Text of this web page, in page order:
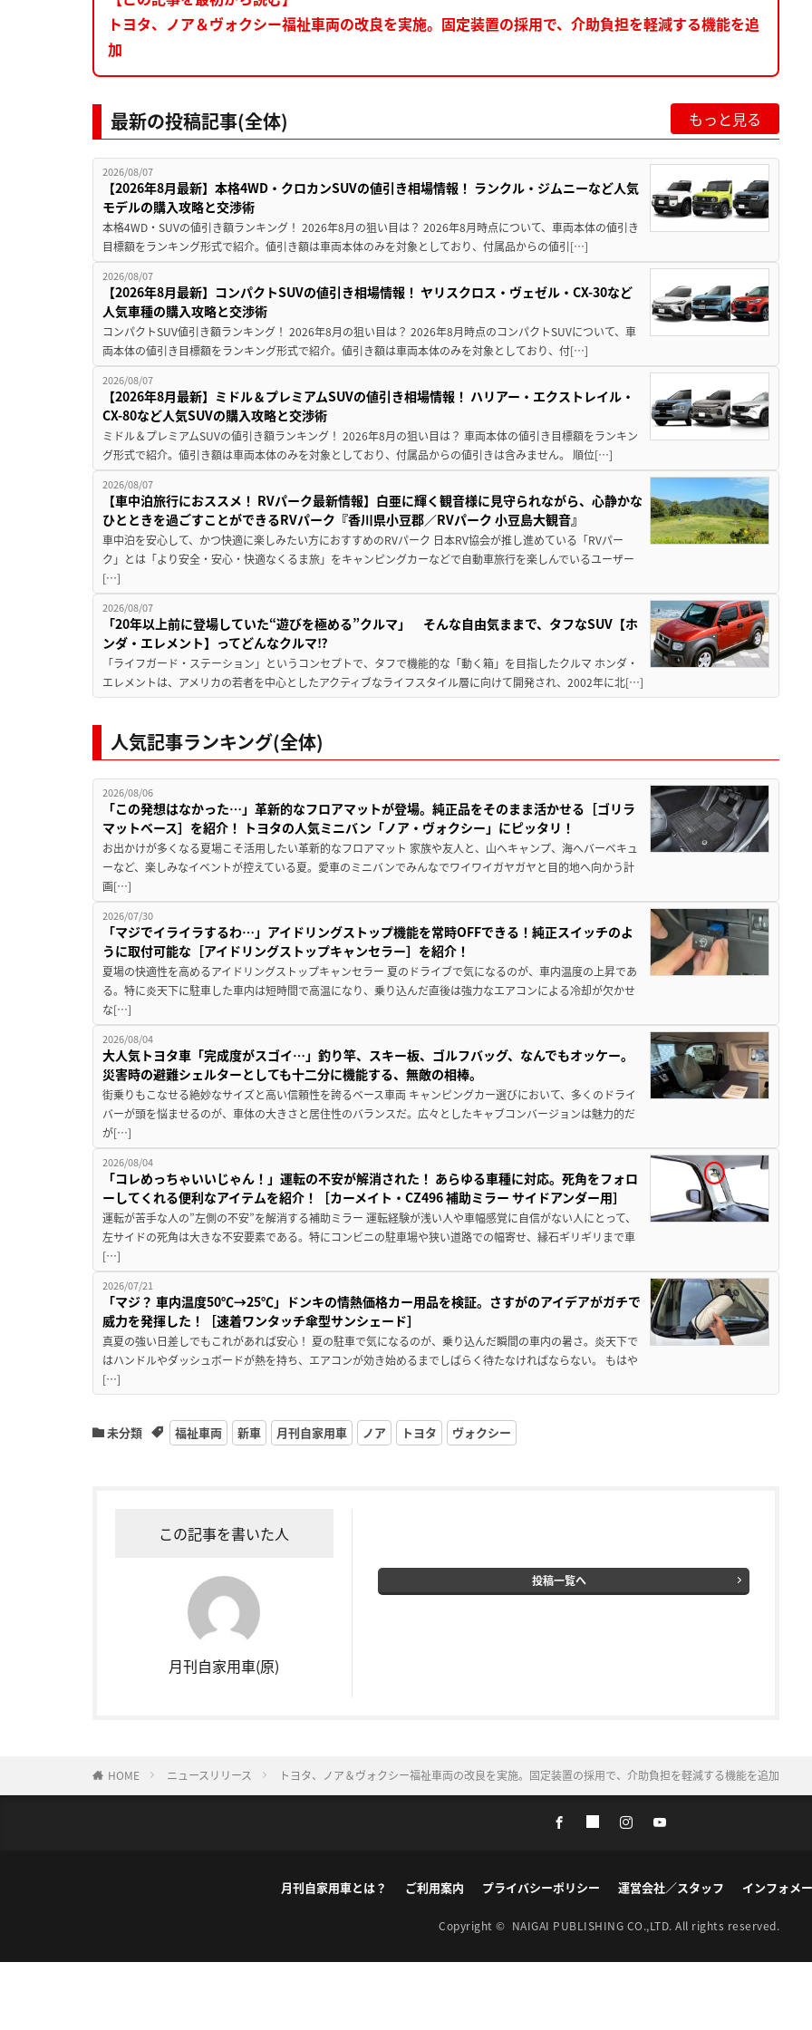
トヨタ、ノア＆ヴォクシー福祉車両の改良を実施。固定装置の採用で、介助負担を軽減する機能を追
加
最新の投稿記事(全体) もっと見る
2026/08/07
【2026年8月最新】本格4WD・クロカンSUVの値引き相場情報！ ランクル・ジムニーなど人気
モデルの購入攻略と交渉術
本格4WD・SUVの値引き額ランキング！ 2026年8月の狙い目は？ 2026年8月時点について、車両本体の値引き
目標額をランキング形式で紹介。値引き額は車両本体のみを対象としており、付属品からの値引[…]
2026/08/07
【2026年8月最新】コンパクトSUVの値引き相場情報！ ヤリスクロス・ヴェゼル・CX-30など
人気車種の購入攻略と交渉術
コンパクトSUV値引き額ランキング！ 2026年8月の狙い目は？ 2026年8月時点のコンパクトSUVについて、車
両本体の値引き目標額をランキング形式で紹介。値引き額は車両本体のみを対象としており、付[…]
2026/08/07
【2026年8月最新】ミドル＆プレミアムSUVの値引き相場情報！ ハリアー・エクストレイル・
CX-80など人気SUVの購入攻略と交渉術
ミドル＆プレミアムSUVの値引き額ランキング！ 2026年8月の狙い目は？ 車両本体の値引き目標額をランキン
グ形式で紹介。値引き額は車両本体のみを対象としており、付属品からの値引きは含みません。 順位[…]
2026/08/07
【車中泊旅行におススメ！ RVパーク最新情報】白亜に輝く観音様に見守られながら、心静かな
ひとときを過ごすことができるRVパーク『香川県小豆郡／RVパーク 小豆島大観音』
車中泊を安心して、かつ快適に楽しみたい方におすすめのRVパーク 日本RV協会が推し進めている「RVパー
ク」とは「より安全・安心・快適なくるま旅」をキャンピングカーなどで自動車旅行を楽しんでいるユーザー
[…]
2026/08/07
「20年以上前に登場していた“遊びを極める”クルマ」 そんな自由気ままで、タフなSUV【ホ
ンダ・エレメント】ってどんなクルマ⁉︎
「ライフガード・ステーション」というコンセプトで、タフで機能的な「動く箱」を目指したクルマ ホンダ・
エレメントは、アメリカの若者を中心としたアクティブなライフスタイル層に向けて開発され、2002年に北[…]
人気記事ランキング(全体)
2026/08/06
「この発想はなかった…」革新的なフロアマットが登場。純正品をそのまま活かせる［ゴリラ
マットベース］を紹介！ トヨタの人気ミニバン「ノア・ヴォクシー」にピッタリ！
お出かけが多くなる夏場こそ活用したい革新的なフロアマット 家族や友人と、山へキャンプ、海へバーベキュ
ーなど、楽しみなイベントが控えている夏。愛車のミニバンでみんなでワイワイガヤガヤと目的地へ向かう計
画[…]
2026/07/30
「マジでイライラするわ…」アイドリングストップ機能を常時OFFできる！純正スイッチのよ
うに取付可能な［アイドリングストップキャンセラー］を紹介！
夏場の快適性を高めるアイドリングストップキャンセラー 夏のドライブで気になるのが、車内温度の上昇であ
る。特に炎天下に駐車した車内は短時間で高温になり、乗り込んだ直後は強力なエアコンによる冷却が欠かせ
な[…]
2026/08/04
大人気トヨタ車「完成度がスゴイ…」釣り竿、スキー板、ゴルフバッグ、なんでもオッケー。
災害時の避難シェルターとしても十二分に機能する、無敵の相棒。
街乗りもこなせる絶妙なサイズと高い信頼性を誇るベース車両 キャンピングカー選びにおいて、多くのドライ
バーが頭を悩ませるのが、車体の大きさと居住性のバランスだ。広々としたキャブコンバージョンは魅力的だ
が[…]
2026/08/04
「コレめっちゃいいじゃん！」運転の不安が解消された！ あらゆる車種に対応。死角をフォロ
ーしてくれる便利なアイテムを紹介！［カーメイト・CZ496 補助ミラー サイドアンダー用］
運転が苦手な人の”左側の不安”を解消する補助ミラー 運転経験が浅い人や車幅感覚に自信がない人にとって、
左サイドの死角は大きな不安要素である。特にコンビニの駐車場や狭い道路での幅寄せ、縁石ギリギリまで車
[…]
2026/07/21
「マジ？ 車内温度50℃→25℃」ドンキの情熱価格カー用品を検証。さすがのアイデアがガチで
威力を発揮した！［速着ワンタッチ傘型サンシェード］
真夏の強い日差しでもこれがあれば安心！ 夏の駐車で気になるのが、乗り込んだ瞬間の車内の暑さ。炎天下で
はハンドルやダッシュボードが熱を持ち、エアコンが効き始めるまでしばらく待たなければならない。 もはや
[…]
未分類 福祉車両 新車 月刊自家用車 ノア トヨタ ヴォクシー
この記事を書いた人
月刊自家用車(原)
投稿一覧へ
HOME ニュースリリース トヨタ、ノア＆ヴォクシー福祉車両の改良を実施。固定装置の採用で、介助負担を軽減する機能を追加
月刊自家用車とは？ ご利用案内 プライバシーポリシー 運営会社／スタッフ インフォメ
Copyright © NAIGAI PUBLISHING CO.,LTD. All rights reserved.